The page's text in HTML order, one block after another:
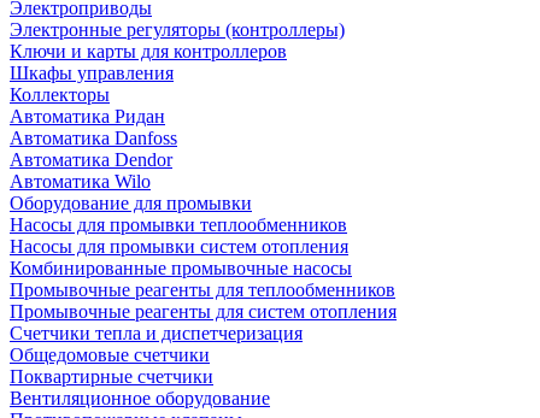
Электроприводы
Электронные регуляторы (контроллеры)
Ключи и карты для контроллеров
Шкафы управления
Коллекторы
Автоматика Ридан
Автоматика Danfoss
Автоматика Dendor
Автоматика Wilo
Оборудование для промывки
Насосы для промывки теплообменников
Насосы для промывки систем отопления
Комбинированные промывочные насосы
Промывочные реагенты для теплообменников
Промывочные реагенты для систем отопления
Счетчики тепла и диспетчеризация
Общедомовые счетчики
Поквартирные счетчики
Вентиляционное оборудование